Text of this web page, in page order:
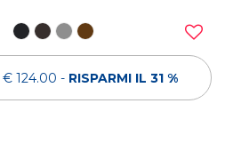
€ 124.00 - RISPARMI IL 31 %